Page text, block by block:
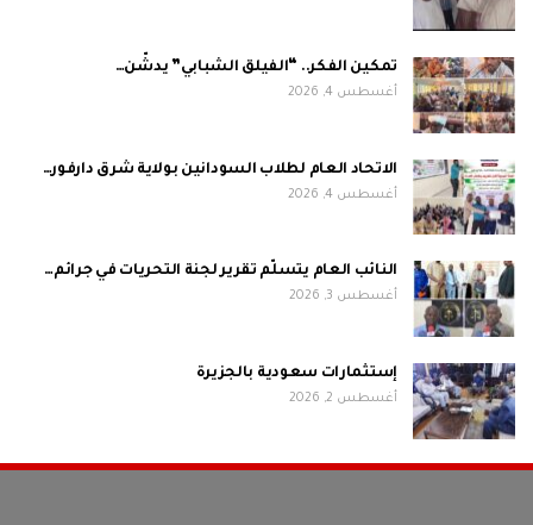
تمكين الفكر.. “الفيلق الشبابي” يدشّن…
أغسطس 4, 2026
الاتحاد العام لطلاب السودانين بولاية شرق دارفور…
أغسطس 4, 2026
النائب العام يتسلّم تقرير لجنة التحريات في جرائم…
أغسطس 3, 2026
إستثمارات سعودية بالجزيرة
أغسطس 2, 2026